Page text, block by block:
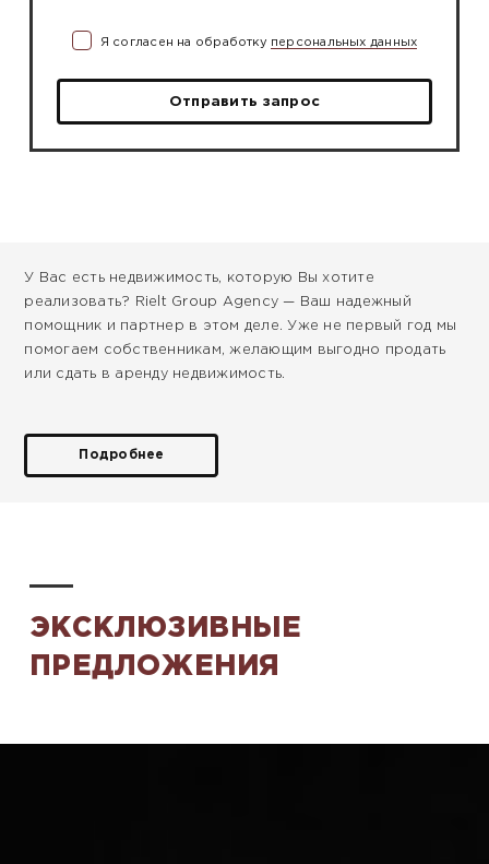
Я согласен на обработку персональных данных
Отправить запрос
У Вас есть недвижимость, которую Вы хотите
реализовать? Rielt Group Agency — Ваш надежный
помощник и партнер в этом деле. Уже не первый год мы
помогаем собственникам, желающим выгодно продать
или сдать в аренду недвижимость.
Подробнее
ЭКСКЛЮЗИВНЫЕ
ПРЕДЛОЖЕНИЯ